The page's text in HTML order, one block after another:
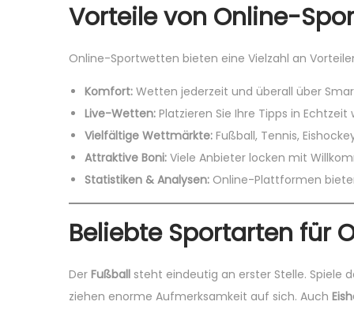
Vorteile von Online-
Online-Sportwetten bieten eine Vielzahl an
Komfort: Wetten jederzeit und überall über
Live-Wetten: Platzieren Sie Ihre Tipps in
Vielfältige Wettmärkte: Fußball, Tennis,
Attraktive Boni: Viele Anbieter locken mit
Statistiken & Analysen: Online-Plattformen
Beliebte Sportarten für
Der Fußball steht eindeutig an erster Stelle. Spiele
ziehen enorme Aufmerksamkeit auf sich. Auch